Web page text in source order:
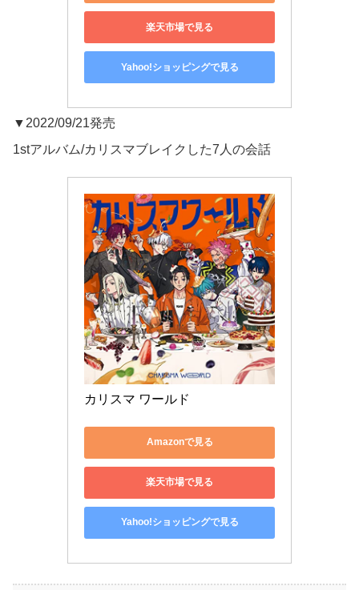
楽天市場で見る
Yahoo!ショッピングで見る
▼2022/09/21発売
1stアルバム/カリスマブレイクした7人の会話
カリスマ ワールド
Amazonで見る
楽天市場で見る
Yahoo!ショッピングで見る